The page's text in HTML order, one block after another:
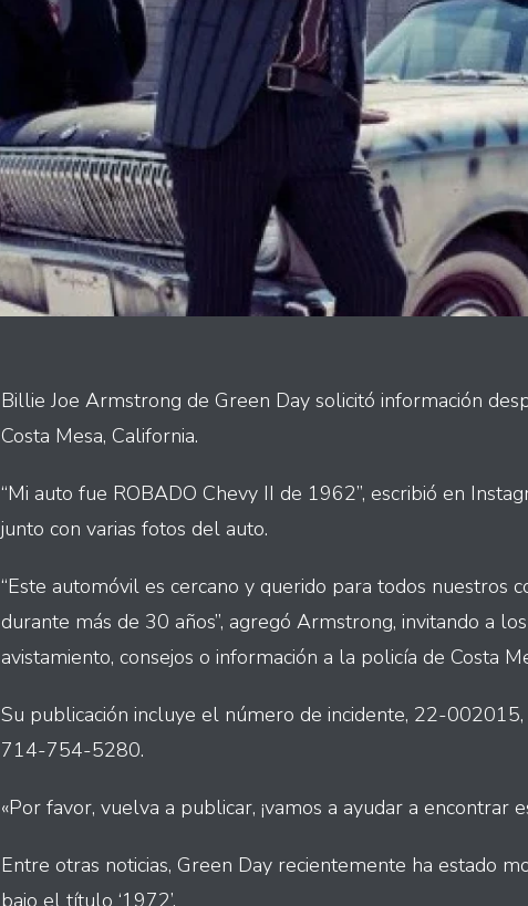
Billie Joe Armstrong de Green Day solicitó información
Costa Mesa, California.
“Mi auto fue ROBADO Chevy II de 1962”, escribió en
junto con varias fotos del auto.
“Este automóvil es cercano y querido para todos nuestros
durante más de 30 años”, agregó Armstrong, invitando a
avistamiento, consejos o información a la policía de Costa
Su publicación incluye el número de incidente, 22-
714-754-5280.
«Por favor, vuelva a publicar, ¡vamos a ayudar a encontrar
Entre otras noticias, Green Day recientemente ha estado